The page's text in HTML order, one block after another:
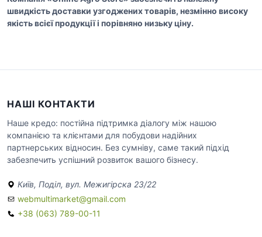
швидкість доставки узгоджених товарів, незмінно високу
якість всієї продукції і порівняно низьку ціну.
НАШІ КОНТАКТИ
Наше кредо: постійна підтримка діалогу між нашою
компанією та клієнтами для побудови надійних
партнерських відносин. Без сумніву, саме такий підхід
забезпечить успішний розвиток вашого бізнесу.
Київ, Поділ, вул. Межигірска 23/22
webmultimarket@gmail.com
+38 (063) 789-00-11